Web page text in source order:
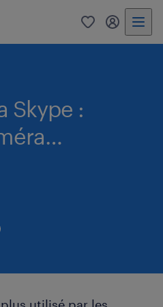
0 my
Skype :